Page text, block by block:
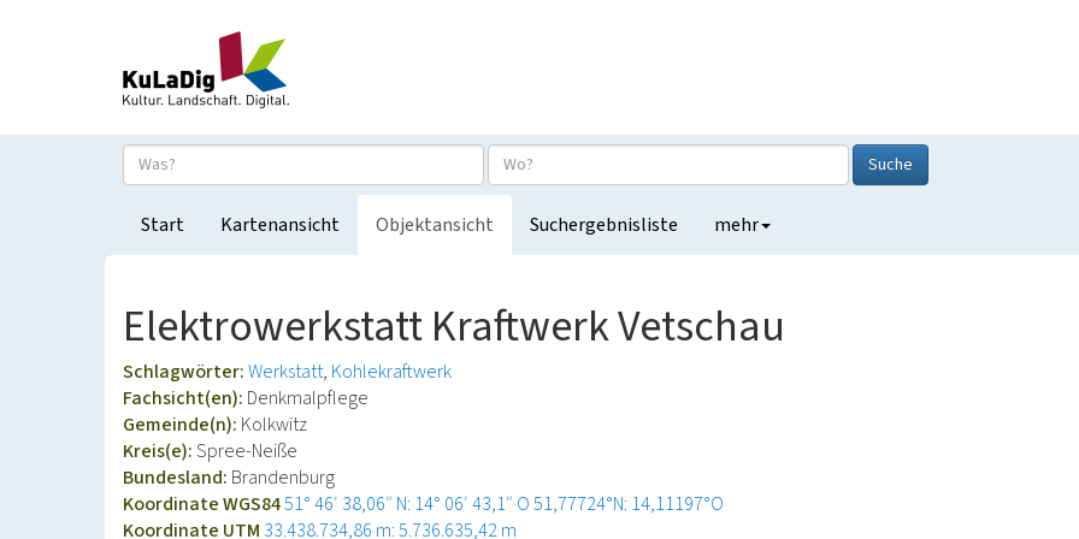
Suche
Start Kartenansicht Objektansicht Suchergebnisliste mehr
Elektrowerkstatt Kraftwerk Vetschau
Schlagwörter:Werkstatt Kohlekraftwerk
Fachsicht(en): Denkmalpflege
Gemeinde(n): Kolkwitz
Kreis(e):Spree-Neiße
Bundesland: Brandenburg
Koordinate WGS8451° 46′ 38,06″ N: 14° 06′ 43,1″ O51,77724°N: 14,11197°O
Koordinate UTM 33.438.734,86 m: 5.736.635,42 m